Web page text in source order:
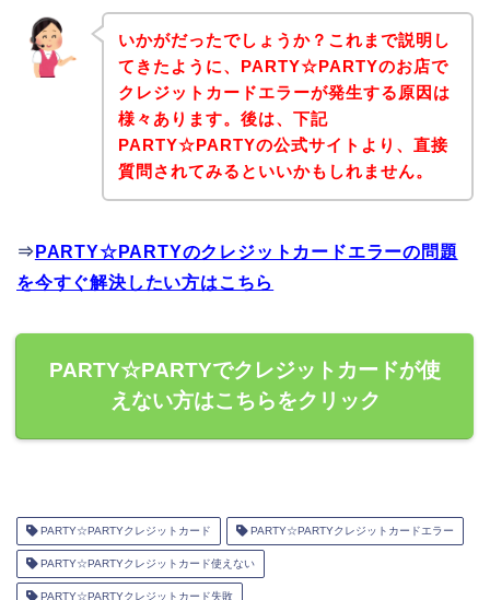
いかがだったでしょうか？これまで説明し
てきたように、PARTY☆PARTYのお店で
クレジットカードエラーが発生する原因は
様々あります。後は、下記
PARTY☆PARTYの公式サイトより、直接
質問されてみるといいかもしれません。
⇒ PARTY☆PARTYのクレジットカードエラーの問題
を今すぐ解決したい方はこちら
PARTY☆PARTYでクレジットカードが使
えない方はこちらをクリック
PARTY☆PARTYクレジットカード PARTY☆PARTYクレジットカードエラー
PARTY☆PARTYクレジットカード使えない
PARTY☆PARTYクレジットカード失敗